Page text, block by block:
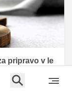
pripravo v le